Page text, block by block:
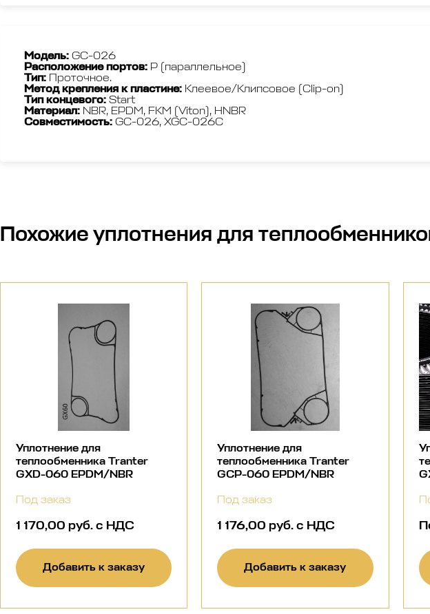
Модель: GC-026
Расположение портов: P (параллельное)
Тип: Проточное.
Метод крепления к пластине: Клеевое/Клипсовое (Clip-on)
Тип концевого: Start
Материал: NBR, EPDM, FKM (Viton), HNBR
Совместимость: GС-026, XGC-026C
Похожиеуплотнения для
Уплотнение для
теплообменника Tranter
GXD-060 EPDM/NBR
Под заказ
1 170,00 руб. с НДС
Добавить к заказу
Уплотнение для
теплообменника Tranter
GCP-060 EPDM/NBR
Под заказ
1 176,00 руб. с НДС
Добавить к заказу